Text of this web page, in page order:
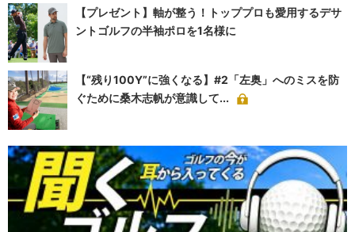
【プレゼント】軸が整う！トッププロも愛用するデサ
ントゴルフの半袖ポロを1名様に
【“残り100Y”に強くなる】#2「左奥」へのミスを防
ぐために桑木志帆が意識して...